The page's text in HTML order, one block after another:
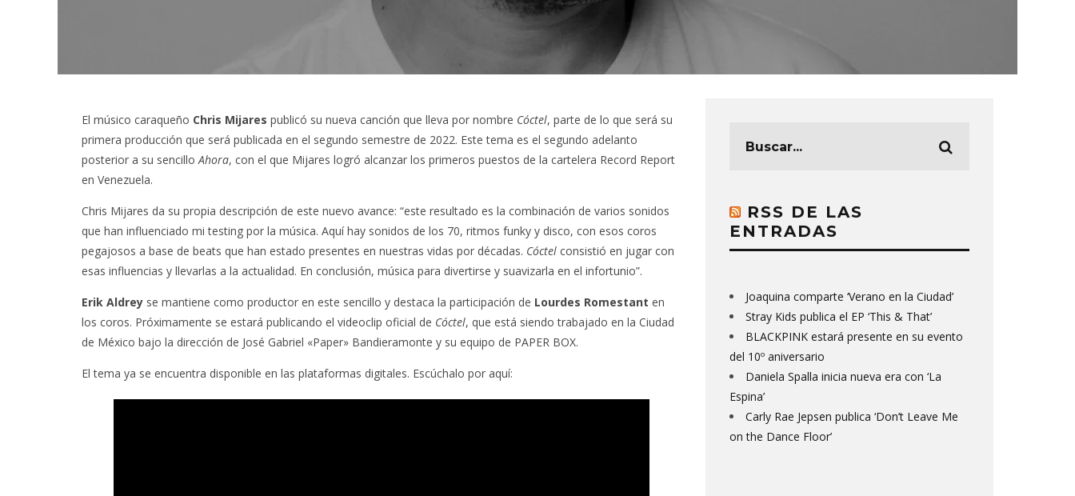
El músico caraqueño Chris Mijares publicó su nueva canción que lleva por nombre Cóctel, parte de lo que será su
primera producción que será publicada en el segundo semestre de 2022. Este tema es el segundo adelanto
posterior a su sencilloAhora, con el que Mijares logró alcanzar los primeros puestos de la cartelera Record Report
en Venezuela.
Chris Mijares da su propia descripción de este nuevo avance: “este resultado es la combinación de varios sonidos
que han influenciado mi testing por la música. Aquí hay sonidos de los 70, ritmos funky y disco, con esos coros
pegajosos a base de beats que han estado presentes en nuestras vidas por décadas. Cóctel consistió en jugar con
esas influencias y llevarlas a la actualidad. En conclusión, música para divertirse y suavizarla en el infortunio”.
Erik Aldrey se mantiene como productor en este sencillo y destaca la participación de Lourdes Romestant en
los coros. Próximamente se estará publicando el videoclip oficial de Cóctel, que está siendo trabajado en la Ciudad
de México bajo la dirección de José Gabriel «Paper» Bandieramonte y su equipo de PAPER BOX.
El tema ya se encuentra disponible en las plataformas digitales. Escúchalo por aquí:
RSS DE LAS
ENTRADAS
Joaquina comparte ‘Verano en la Ciudad’
Stray Kids publica el EP ‘This & That’
BLACKPINK estará presente en su evento
del 10º aniversario
Daniela Spalla inicia nueva era con ‘La
Espina’
Carly Rae Jepsen publica ‘Don’t Leave Me
on the Dance Floor’